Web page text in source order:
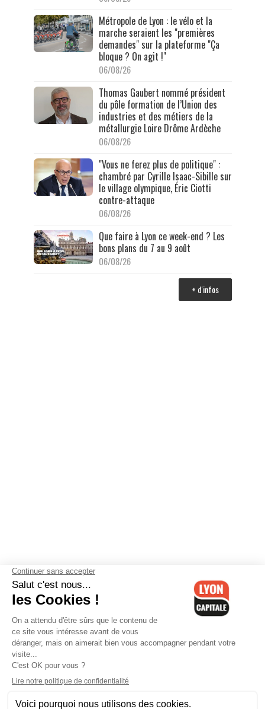
Métropole de Lyon : le vélo et la
marche seraient les "premières
demandes" sur la plateforme "Ça
bloque ? On agit !"
06/08/26
Thomas Gaubert nommé président
du pôle formation de l’Union des
industries et des métiers de la
métallurgie Loire Drôme Ardèche
06/08/26
"Vous ne ferez plus de politique" :
chambré par Cyrille Isaac-Sibille sur
le village olympique, Éric Ciotti
contre-attaque
06/08/26
Que faire à Lyon ce week-end ? Les
bons plans du 7 au 9 août
06/08/26
+ d'infos